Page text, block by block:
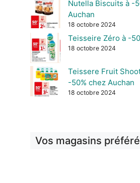
Nutella Biscuits à -
Auchan
18 octobre 2024
Teisseire Zéro à -
18 octobre 2024
Teissere Fruit
-50% chez Auchan
18 octobre 2024
Vos magasins